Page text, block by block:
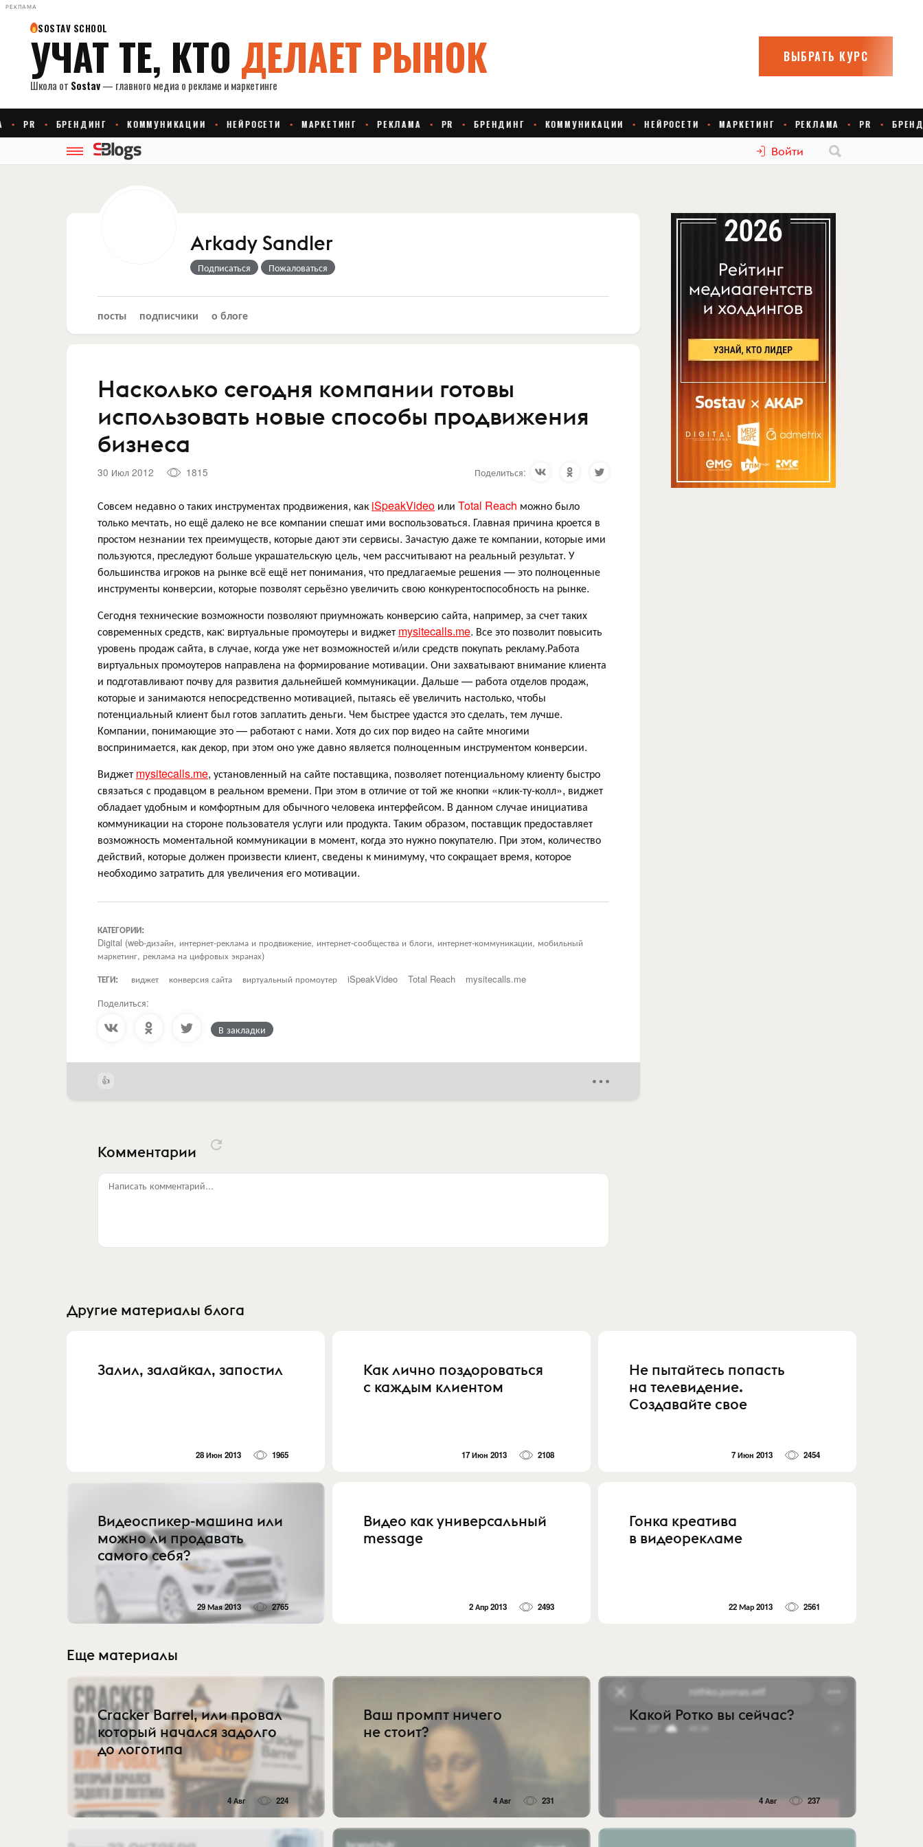
РЕКЛАМА
Войти
Arkady Sandler
Подписаться Пожаловаться
посты подписчики о блоге
Насколько сегодня компании готовы
использовать новые способы продвижения
бизнеса
30 Июл 2012 1815 Поделиться:
Совсем недавно о таких инструментах продвижения, как iSpeakVideo или Total Reach можно было
только мечтать, но ещё далеко не все компании спешат ими воспользоваться. Главная причина кроется в
простом незнании тех преимуществ, которые дают эти сервисы. Зачастую даже те компании, которые ими
пользуются, преследуют больше украшательскую цель, чем рассчитывают на реальный результат. У
большинства игроков на рынке всё ещё нет понимания, что предлагаемые решения — это полноценные
инструменты конверсии, которые позволят серьёзно увеличить свою конкурентоспособность на рынке.
Сегодня технические возможности позволяют приумножать конверсию сайта, например, за счет таких
современных средств, как: виртуальные промоутеры и виджет mysitecalls.me. Все это позволит повысить
уровень продаж сайта, в случае, когда уже нет возможностей и/или средств покупать рекламу.Работа
виртуальных промоутеров направлена на формирование мотивации. Они захватывают внимание клиента
и подготавливают почву для развития дальнейшей коммуникации. Дальше — работа отделов продаж,
которые и занимаются непосредственно мотивацией, пытаясь её увеличить настолько, чтобы
потенциальный клиент был готов заплатить деньги. Чем быстрее удастся это сделать, тем лучше.
Компании, понимающие это — работают с нами. Хотя до сих пор видео на сайте многими
воспринимается, как декор, при этом оно уже давно является полноценным инструментом конверсии.
Виджет mysitecalls.me, установленный на сайте поставщика, позволяет потенциальному клиенту быстро
связаться с продавцом в реальном времени. При этом в отличие от той же кнопки «клик-ту-колл», виджет
обладает удобным и комфортным для обычного человека интерфейсом. В данном случае инициатива
коммуникации на стороне пользователя услуги или продукта. Таким образом, поставщик предоставляет
возможность моментальной коммуникации в момент, когда это нужно покупателю. При этом, количество
действий, которые должен произвести клиент, сведены к минимуму, что сокращает время, которое
необходимо затратить для увеличения его мотивации.
КАТЕГОРИИ:
Digital (web-дизайн, интернет-реклама и продвижение, интернет-сообщества и блоги, интернет-коммуникации, мобильный
маркетинг, реклама на цифровых экранах)
ТЕГИ:
виджет конверсия сайта виртуальный промоутер iSpeakVideo Total Reach mysitecalls.me
Поделиться:
В закладки
Комментарии
Написать комментарий...
Другие материалы блога
Залил, залайкал, запостил
28 Июн 2013 1965
Как лично поздороваться
с каждым клиентом
17 Июн 2013 2108
Не пытайтесь попасть
на телевидение.
Создавайте свое
7 Июн 2013 2454
Видеоспикер-машина или
можно ли продавать
самого себя?
29 Мая 2013 2765
Видео как универсальный
message
2 Апр 2013 2493
Гонка креатива
в видеорекламе
22 Мар 2013 2561
Еще материалы
Cracker Barrel, или провал
который начался задолго
до логотипа
4 Авг 224
Ваш промпт ничего
не стоит?
4 Авг 231
Какой Ротко вы сейчас?
4 Авг 237